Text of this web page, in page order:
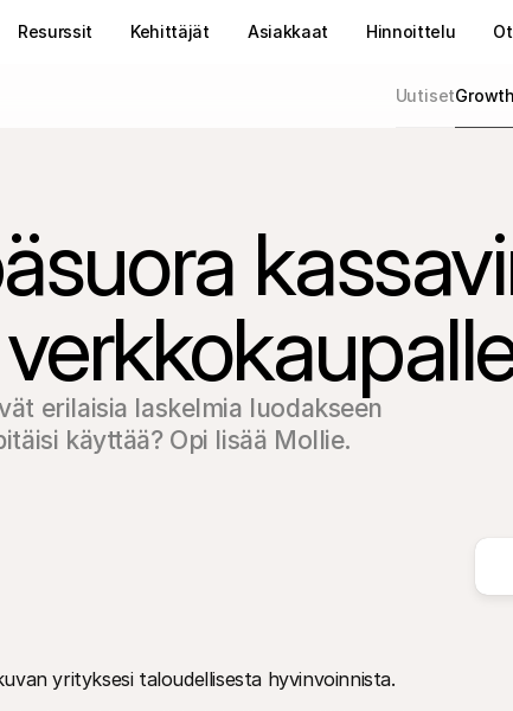
Resurssit Kehittäjät Asiakkaat Hinnoittelu
Uutiset
erilaisia laskelmia luodakseen
käyttää? Opi lisää Mollie.
yrityksesi taloudellisesta hyvinvoinnista.